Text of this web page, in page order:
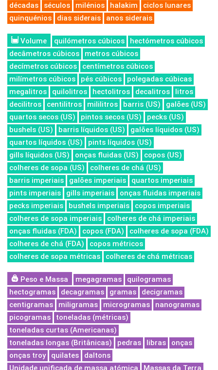
décadas
séculos milénios halakim
ciclos lunares
quinquénios
dias siderais anos siderais
Volume quilómetros cúbicos
hectómetros cúbicos
decâmetros cúbicos
metros cúbicos
decímetros cúbicos
centímetros cúbicos
milímetros cúbicos
pés cúbicos
polegadas cúbicas
megalitros
quilolitros hectolitros decalitros
litros
decilitros
centilitros mililitros barris (US)
galões (US)
quartos secos (US)
pintos secos (US)
pecks (US)
bushels (US)
barris líquidos (US)
galões líquidos (US)
quartos líquidos (US)
pints líquidos (US)
gills líquidos (US)
onças fluidas (US)
copos (US)
colheres de sopa (US)
colheres de chá (US)
barris imperiais
galões imperiais
quartos imperiais
pints imperiais
gills imperiais
onças fluidas imperiais
pecks imperiais
bushels imperiais
copos imperiais
colheres de sopa imperiais
colheres de chá imperiais
onças fluidas (FDA)
copos (FDA)
colheres de sopa (FDA)
colheres de chá (FDA)
copos métricos
colheres de sopa métricas
colheres de chá métricas
Peso e Massa megagramas
quilogramas
hectogramas
decagramas gramas
decigramas
centigramas
miligramas microgramas
nanogramas
picogramas
toneladas (métricas)
toneladas curtas (Americanas)
toneladas longas (Britânicas)
pedras libras
onças
onças troy
quilates
daltons
Unidade unificada de massa atómica
Massas da Terra